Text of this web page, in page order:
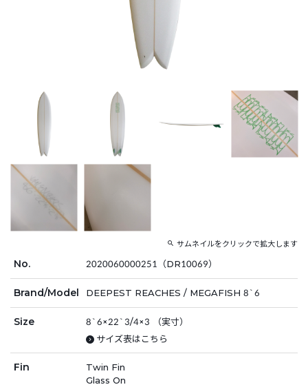
サムネイルをクリックで拡大します
No. 2020060000251（DR10069）
Brand/Model DEEPEST REACHES / MEGAFISH 8`6
Size
8`6×22`3/4×3 （実寸）
サイズ表はこちら
Fin
Twin Fin
Glass On